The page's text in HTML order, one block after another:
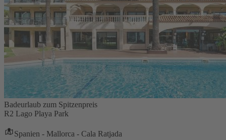
Badeurlaub zum Spitzenpreis
R2 Lago Playa Park
Spanien - Mallorca - Cala Ratjada